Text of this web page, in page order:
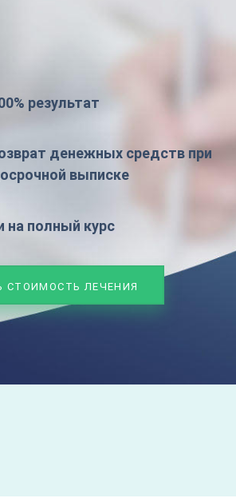
результат
денежных средств при
выписке
на полный курс
СТОИМОСТЬ ЛЕЧЕНИЯ